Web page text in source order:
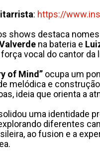
: https://www.
shows destaca
na bateria e
vocal do cantor
of Mind” ocupa um
melódica e
ideia que orienta a
uma identidade
diferentes
ao fusion e a